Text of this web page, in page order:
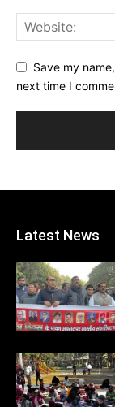
Save my
next time I
Latest News